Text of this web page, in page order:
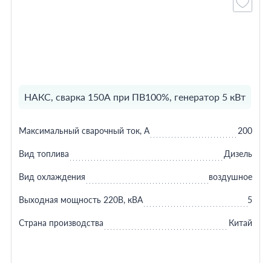
НАКС, сварка 150А при ПВ100%, генератор 5 кВт
Максимальный сварочный ток, А 200
Вид топлива Дизель
Вид охлаждения воздушное
Выходная мощность 220В, кВА 5
Страна производства Китай